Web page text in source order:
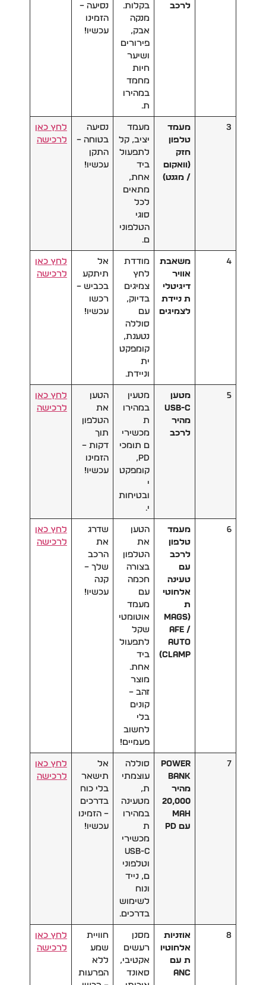
לרכב
בקלות.
מנקה
אבק,
פירורים
ושיער
חיות
מחמד
במהירו
ת.
נסיעה –
הזמינו
עכשיו!
3
מעמד
טלפון
חזק
(וואקום
/ מגנט)
מעמד
יציב, קל
לתפעול
ביד
אחת,
מתאים
לכל
סוגי
הטלפוני
ם.
נסיעה
בטוחה –
התקן
עכשיו!
לחץ כאן
לרכישה
4
משאבת
אוויר
דיגיטלי
ת ניידת
לצמיגים
מודדת
לחץ
צמיגים
בדיוק,
עם
סוללה
נטענת,
קומפקט
ית
וניידת.
אל
תיתקע
בכביש –
רכשו
עכשיו!
לחץ כאן
לרכישה
5
מטען
USB-C
מהיר
לרכב
מטעין
במהירו
ת
מכשירי
ם תומכי
PD,
קומפקט
י
ובטיחות
י.
הטען
את
הטלפון
תוך
דקות –
הזמינו
עכשיו!
לחץ כאן
לרכישה
6
מעמד
טלפון
לרכב
עם
טעינה
אלחוטי
ת
(MagS
afe /
Auto
Clamp)
הטען
את
הטלפון
בצורה
חכמה
עם
מעמד
אוטומטי
שקל
לתפעול
ביד
אחת.
מוצר
זהב –
קונים
בלי
לחשוב
פעמיים!
שדרג
את
הרכב
שלך –
קנה
עכשיו!
לחץ כאן
לרכישה
7
Power
Bank
מהיר
20,000
mAh
עם PD
סוללה
עוצמתי
ת,
מטעינה
במהירו
ת
מכשירי
USB-C
וטלפוני
ם, נייד
ונוח
לשימוש
בדרכים.
אל
תישאר
בלי כוח
בדרכים
– הזמינו
עכשיו!
לחץ כאן
לרכישה
8
אוזניות
אלחוטיו
ת עם
ANC
מסנן
רעשים
אקטיבי,
סאונד
חוויית
שמע
ללא
הפרעות
לחץ כאן
לרכישה